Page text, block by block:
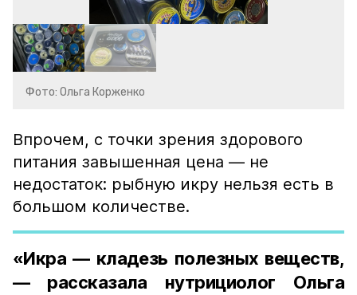
Фото: Ольга Корженко
Впрочем, с точки зрения здорового
питания завышенная цена — не
недостаток: рыбную икру нельзя есть в
большом количестве.
«Икра — кладезь полезных веществ,
— рассказала нутрициолог Ольга